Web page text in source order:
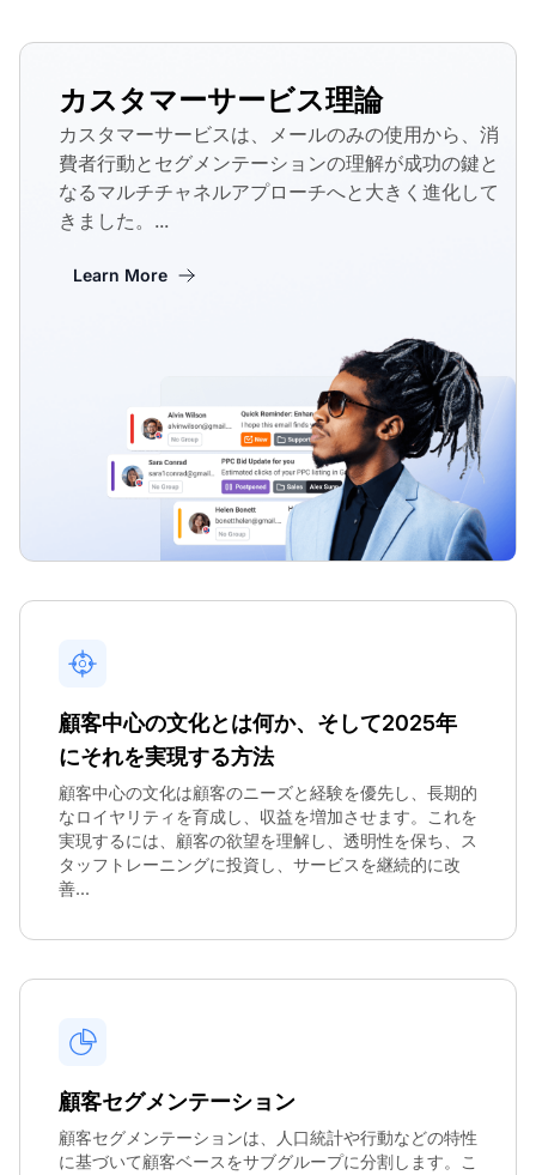
カスタマーサービス理論
カスタマーサービスは、メールのみの使用から、消
費者行動とセグメンテーションの理解が成功の鍵と
なるマルチチャネルアプローチへと大きく進化して
きました。...
Learn More
顧客中心の文化とは何か、そして2025年
にそれを実現する方法
顧客中心の文化は顧客のニーズと経験を優先し、長期的
なロイヤリティを育成し、収益を増加させます。これを
実現するには、顧客の欲望を理解し、透明性を保ち、ス
タッフトレーニングに投資し、サービスを継続的に改
善...
顧客セグメンテーション
顧客セグメンテーションは、人口統計や行動などの特性
に基づいて顧客ベースをサブグループに分割します。こ